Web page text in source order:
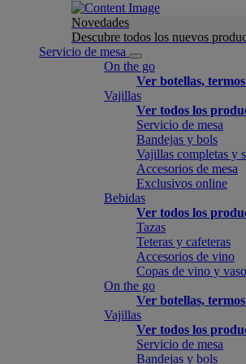
Novedades
Descubre todos los nuevos
Servicio de mesa
On the go
Ver botellas,
Vajillas
Ver todos los
Servicio de mesa
Bandejas y bols
Vajillas completas y
Accesorios de mesa
Exclusivos online
Bebidas
Ver todos los
Tazas
Teteras y cafeteras
Accesorios de vino
Copas de vino y
On the go
Ver botellas,
Vajillas
Ver todos los
Servicio de mesa
Bandejas y bols